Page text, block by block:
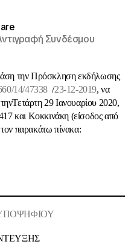
Συνδέσμου
την Πρόσκληση εκδήλωσης
14/47338 /23-12-2019, να
29 Ιανουαρίου 2020,
και Κοκκινάκη (είσοδος από
παρακάτω πίνακα: